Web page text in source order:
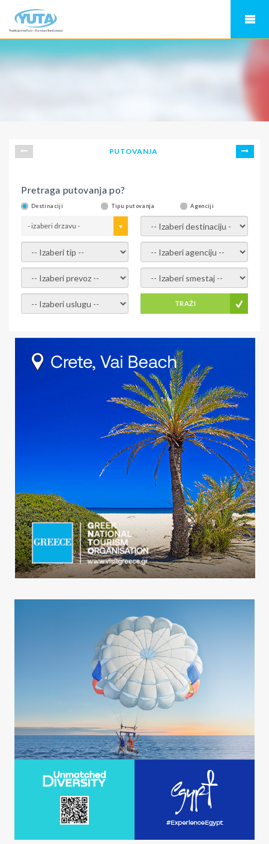
PUTOVANJA
Pretraga putovanja po?
Destinaciji Tipu putovanja Agenciji
- izaberi drzavu - - izaberi destinaciju -
- izaberi tip - - izaberi agenciju -
- izaberi prevoz - - Izaberite smestaj -
- Izaberite uslugu - TRAŽI